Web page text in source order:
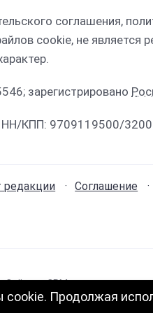
соглашения,
cookie, не является
зарегистрировано
КПП: 9709119500/
редакции Соглашение
Сайты и CRM.
Продолжая